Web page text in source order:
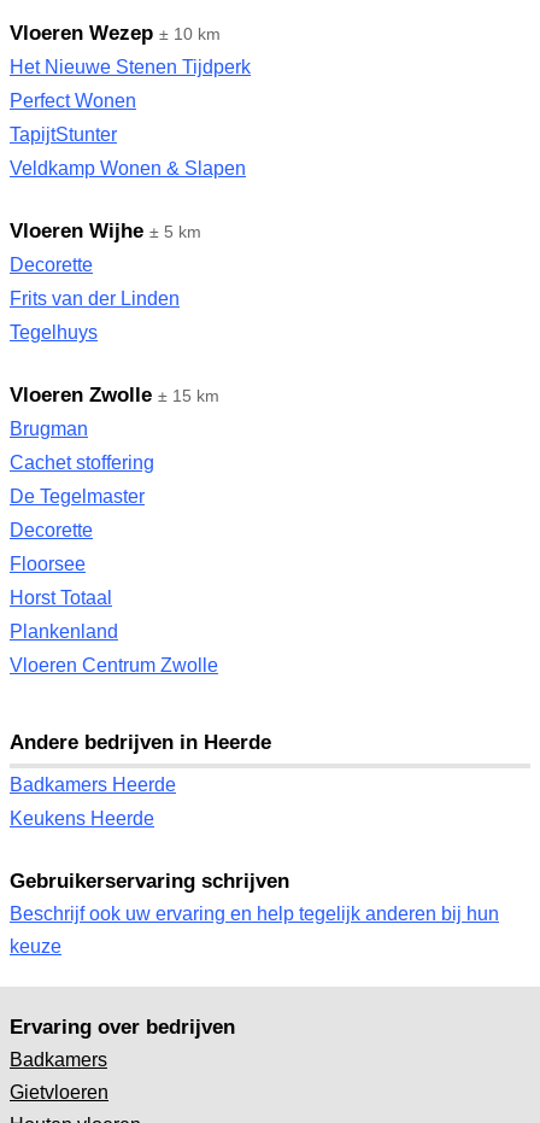
Vloeren Wezep ± 10 km
Het Nieuwe Stenen Tijdperk
Perfect Wonen
TapijtStunter
Veldkamp Wonen & Slapen
Vloeren Wijhe ± 5 km
Decorette
Frits van der Linden
Tegelhuys
Vloeren Zwolle ± 15 km
Brugman
Cachet stoffering
De Tegelmaster
Decorette
Floorsee
Horst Totaal
Plankenland
Vloeren Centrum Zwolle
Andere bedrijven in Heerde
Badkamers Heerde
Keukens Heerde
Gebruikerservaring schrijven
Beschrijf ook uw ervaring en help tegelijk anderen bij hun
keuze
Ervaring over bedrijven
Badkamers
Gietvloeren